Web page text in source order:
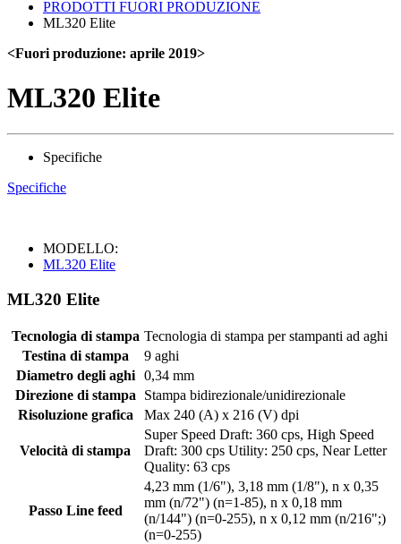
PRODOTTI FUORI PRODUZIONE
ML320 Elite
<Fuori produzione: aprile 2019>
ML320 Elite
Specifiche
Specifiche
MODELLO:
ML320 Elite
ML320 Elite
Tecnologia di stampa Tecnologia di stampa per stampanti ad aghi
Testina di stampa
9 aghi
Diametro degli aghi
0,34 mm
Direzione di stampa
Stampa bidirezionale/unidirezionale
Risoluzione grafica
Max 240 (A) x 216 (V) dpi
Velocità di stampa
Super Speed Draft: 360 cps, High Speed
Draft: 300 cps Utility: 250 cps, Near Letter
Quality: 63 cps
Passo Line feed
4,23 mm (1/6"), 3,18 mm (1/8"), n x 0,35
mm (n/72") (n=1-85), n x 0,18 mm
(n/144") (n=0-255), n x 0,12 mm (n/216";)
(n=0-255)